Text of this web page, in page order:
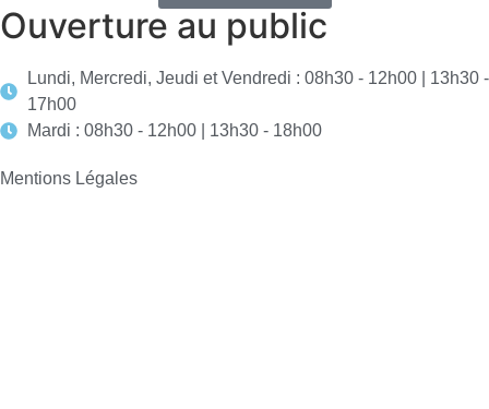
Ouverture au public
Lundi, Mercredi, Jeudi et Vendredi : 08h30 - 12h00 | 13h30 -
17h00
Mardi : 08h30 - 12h00 | 13h30 - 18h00
Mentions Légales